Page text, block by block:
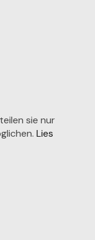
sie nur
Lies